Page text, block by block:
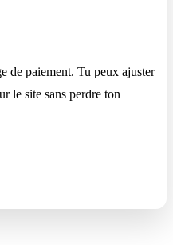
de paiement. Tu peux ajuster
le site sans perdre ton